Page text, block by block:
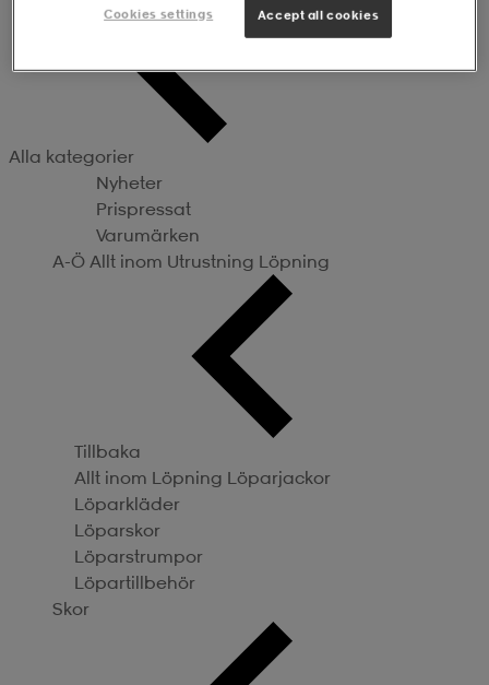
Alla kategorier
Nyheter
Prispressat
Varumärken
A-Ö Allt inom Utrustning Löpning
Tillbaka
Allt inom Löpning Löparjackor
Löparkläder
Löparskor
Löparstrumpor
Löpartillbehör
Skor
Cookies settings Accept all cookies